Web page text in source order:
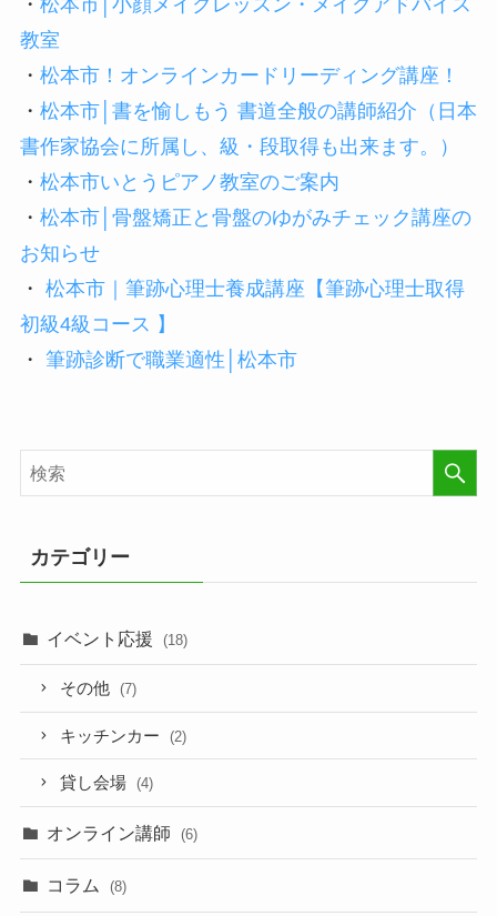
・ 松本市│小顔メイクレッスン・メイクアドバイス
教室
・ 松本市！オンラインカードリーディング講座！
・ 松本市│書を愉しもう 書道全般の講師紹介（日本
書作家協会に所属し、級・段取得も出来ます。）
・ 松本市いとうピアノ教室のご案内
・ 松本市│骨盤矯正と骨盤のゆがみチェック講座の
お知らせ
・ 松本市｜筆跡心理士養成講座【筆跡心理士取得
初級4級コース 】
・ 筆跡診断で職業適性│松本市
カテゴリー
イベント応援 (18)
その他 (7)
キッチンカー (2)
貸し会場 (4)
オンライン講師 (6)
コラム (8)